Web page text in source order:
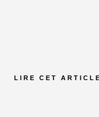
LIRE CET ARTICLE